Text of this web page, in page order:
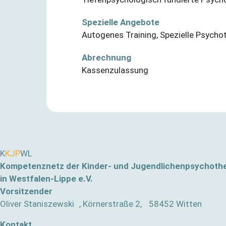
Spezielle Angebote
Autogenes Training, Spezielle
Abrechnung
Kassenzulassung
KKJPWL
Kompetenznetz der Kinder- und
in Westfalen-Lippe e.V.
Vorsitzender
Oliver Staniszewski , Körnerstraße 2, 58452 Witten